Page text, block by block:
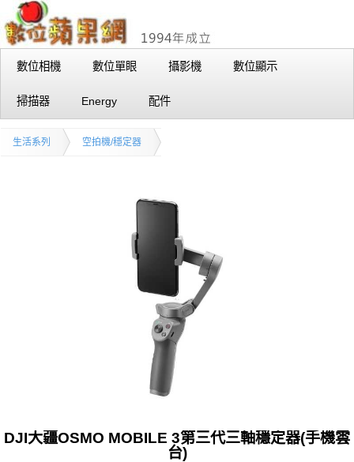
數位相機 數位單眼 攝影機 數位顯示
掃描器 Energy 配件
生活系列 空拍機/穩定器
DJI大疆OSMO MOBILE 3第三代三軸穩定器(手機雲
台)